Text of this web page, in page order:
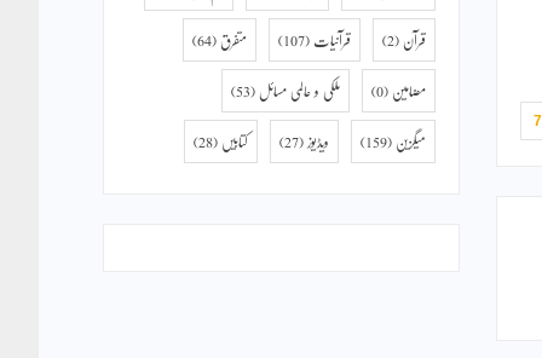
قرآن (2) قرآنیات (107) متفرق (64)
مضامین (0) ملکی و عالمی مسائل (53)
میگزین (159) ویڈیوز (27) کتابیں (28)